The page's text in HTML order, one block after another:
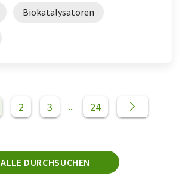
Biokatalysatoren
2 3 ... 24
ALLE DURCHSUCHEN